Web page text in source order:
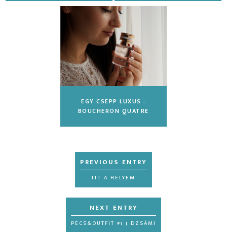
EGY CSEPP LUXUS -
BOUCHERON QUATRE
ITT A HELYEM
PÉCS&OUTFIT #1 | DZSÁMI